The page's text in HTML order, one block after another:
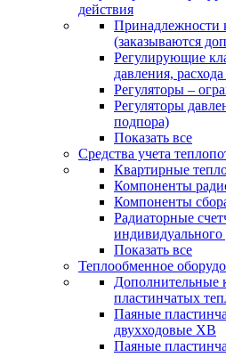
действия
Принадлежности
(заказываются
Регулирующие
давления,
Регуляторы –
Регуляторы
подпора)
Показать все
Средства учета
Квартирные
Компоненты
Компоненты
Радиаторные
индивидуального
Показать все
Теплообменное
Дополнительные
пластинчатых
Паяные
двухходовые XB
Паяные